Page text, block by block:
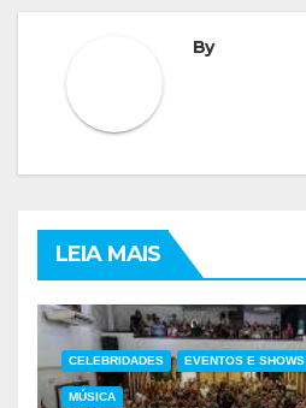
By
LEIA MAIS
CELEBRIDADES EVENTOS E SHOWS
MÚSICA